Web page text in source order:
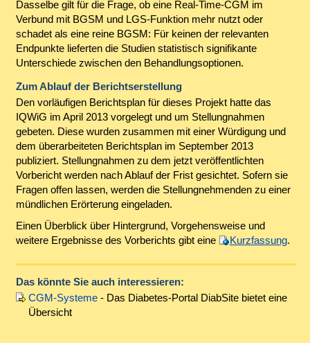
Dasselbe gilt für die Frage, ob eine Real-Time-CGM im
Verbund mit BGSM und LGS-Funktion mehr nutzt oder
schadet als eine reine BGSM: Für keinen der relevanten
Endpunkte lieferten die Studien statistisch signifikante
Unterschiede zwischen den Behandlungsoptionen.
Zum Ablauf der Berichtserstellung
Den vorläufigen Berichtsplan für dieses Projekt hatte das
IQWiG im April 2013 vorgelegt und um Stellungnahmen
gebeten. Diese wurden zusammen mit einer Würdigung und
dem überarbeiteten Berichtsplan im September 2013
publiziert. Stellungnahmen zu dem jetzt veröffentlichten
Vorbericht werden nach Ablauf der Frist gesichtet. Sofern sie
Fragen offen lassen, werden die Stellungnehmenden zu einer
mündlichen Erörterung eingeladen.
Einen Überblick über Hintergrund, Vorgehensweise und
weitere Ergebnisse des Vorberichts gibt eine
Kurzfassung.
Das könnte Sie auch interessieren:
CGM-Systeme- Das Diabetes-Portal DiabSite bietet eine
Übersicht